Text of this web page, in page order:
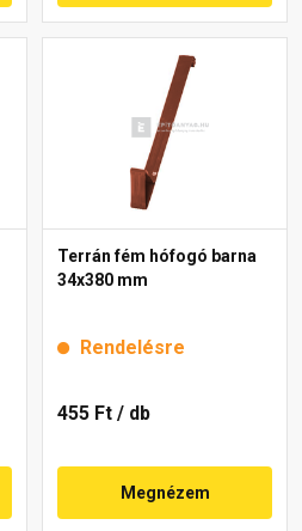
Terrán fém hófogó barna
34x380 mm
Rendelésre
455 Ft / db
Megnézem